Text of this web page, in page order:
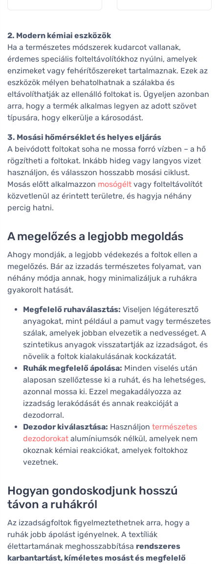
2. Modern kémiai eszközök
Ha a természetes módszerek kudarcot vallanak,
érdemes speciális folteltávolítókhoz nyúlni, amelyek
enzimeket vagy fehérítőszereket tartalmaznak. Ezek az
eszközök mélyen behatolhatnak a szálakba és
eltávolíthatják az ellenálló foltokat is. Ügyeljen azonban
arra, hogy a termék alkalmas legyen az adott szövet
típusára, hogy elkerülje a károsodást.
3. Mosási hőmérséklet és helyes eljárás
A beivódott foltokat soha ne mossa forró vízben – a hő
rögzítheti a foltokat. Inkább hideg vagy langyos vizet
használjon, és válasszon hosszabb mosási ciklust.
Mosás előtt alkalmazzon mosógélt vagy folteltávolítót
közvetlenül az érintett területre, és hagyja néhány
percig hatni.
A megelőzés a legjobb megoldás
Ahogy mondják, a legjobb védekezés a foltok ellen a
megelőzés. Bár az izzadás természetes folyamat, van
néhány módja annak, hogy minimalizáljuk a ruhákra
gyakorolt hatását.
Megfelelő ruhaválasztás: Viseljen légáteresztő
anyagokat, mint például a pamut vagy természetes
szálak, amelyek jobban elvezetik a nedvességet. A
szintetikus anyagok visszatartják az izzadságot, és
növelik a foltok kialakulásának kockázatát.
Ruhák megfelelő ápolása: Minden viselés után
alaposan szellőztesse ki a ruhát, és ha lehetséges,
azonnal mossa ki. Ezzel megakadályozza az
izzadság lerakódását és annak reakcióját a
dezodorral.
Dezodor kiválasztása: Használjon természetes
dezodorokat alumíniumsók nélkül, amelyek nem
okoznak kémiai reakciókat, amelyek foltokhoz
vezetnek.
Hogyan gondoskodjunk hosszú
távon a ruhákról
Az izzadságfoltok figyelmeztethetnek arra, hogy a
ruhák jobb ápolást igényelnek. A textíliák
élettartamának meghosszabbítása rendszeres
karbantartást, kíméletes mosást és megfelelő